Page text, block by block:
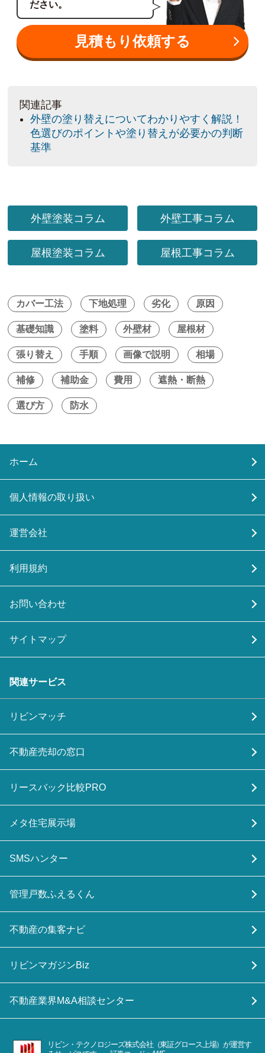
ださい。
見積もり依頼する
関連記事
外壁の塗り替えについてわかりやすく解説！
色選びのポイントや塗り替えが必要かの判断
基準
外壁塗装コラム 外壁工事コラム
屋根塗装コラム 屋根工事コラム
カバー工法 下地処理 劣化 原因
基礎知識 塗料 外壁材 屋根材
張り替え 手順 画像で説明 相場
補修 補助金 費用 遮熱・断熱
選び方 防水
ホーム
個人情報の取り扱い
運営会社
利用規約
お問い合わせ
サイトマップ
関連サービス
リビンマッチ
不動産売却の窓口
リースバック比較PRO
メタ住宅展示場
SMSハンター
管理戸数ふえるくん
不動産の集客ナビ
リビンマガジンBiz
不動産業界M&A相談センター
リビン・テクノロジーズ株式会社（東証グロース上場）が運営す